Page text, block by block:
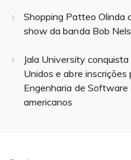
Shopping Patteo Olinda
show da banda Bob
Jala University
Unidos e abre
Engenharia de
americanos